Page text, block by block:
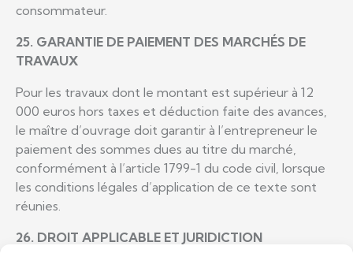
consommateur.
25. GARANTIE DE PAIEMENT DES MARCHÉS DE
TRAVAUX
Pour les travaux dont le montant est supérieur à 12
000 euros hors taxes et déduction faite des avances,
le maître d’ouvrage doit garantir à l’entrepreneur le
paiement des sommes dues au titre du marché,
conformément à l’article 1799-1 du code civil, lorsque
les conditions légales d’application de ce texte sont
réunies.
26. DROIT APPLICABLE ET JURIDICTION